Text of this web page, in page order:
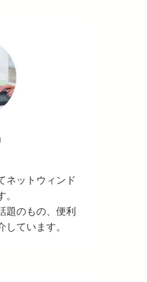
ネットウィンド
題のもの、便利
ています。